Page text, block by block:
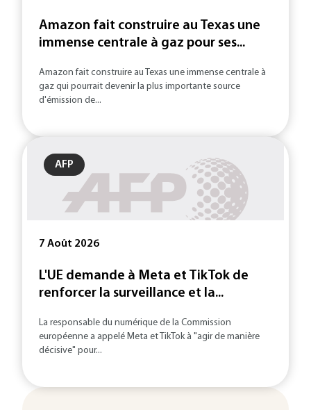
Amazon fait construire au Texas une
immense centrale à gaz pour ses...
Amazon fait construire au Texas une immense centrale à
gaz qui pourrait devenir la plus importante source
d'émission de...
AFP
7 Août 2026
L'UE demande à Meta et TikTok de
renforcer la surveillance et la...
La responsable du numérique de la Commission
européenne a appelé Meta et TikTok à "agir de manière
décisive" pour...